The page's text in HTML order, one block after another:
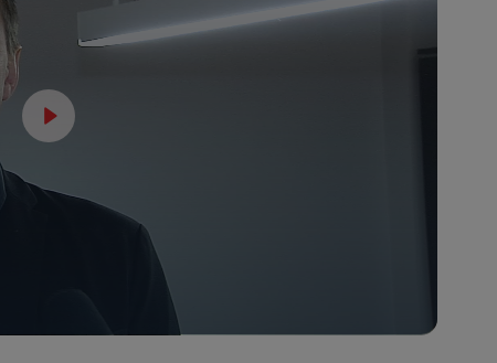
osobowych dotyczących Państwa oraz uzyskania ich kopii, a
usunięcia danych, ograniczenia ich przetwarzania oraz prawo
ich przetwarzania.
dane osobowe będą przechowywane?
zgody lub, jeśli dane będą przetwarzane na podstawie prawnie
celu administratora – do momentu wniesienia sprzeciwu.
osobowe przetwarzamy?
Państwa danych osobowych to dane, które pochodzą
przekazane w Państwa imieniu) lub dane osobowe, które zostały
dostępnych, w szczególności: imię i nazwisko, adres e-mail, telefon
Odbiorcą Pastwa danych osobowych są pracownicy i
wspomagający administratora w jego biznesowej działalności.
się z inspektorem danych osobowych?